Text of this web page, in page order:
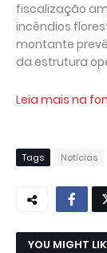
fiscalização
incêndios
montante
da estrutura
Leia mais na
Tags Notícias
YOU MIGHT